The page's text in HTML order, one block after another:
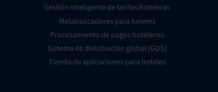
Gestión inteligente de tarifas hoteleras
Metabuscadores para hoteles
Procesamiento de pagos hoteleros
Sistema de distribución global (GDS)
Tienda de aplicaciones para hoteles